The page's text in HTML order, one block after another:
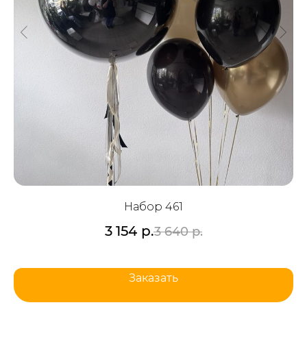
Набор 461
3 154 р.3 640 р.
Заказать